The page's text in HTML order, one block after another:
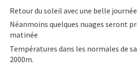
Retour du soleil avec une belle
Néanmoins quelques nuages seront
matinée
Températures dans les normales de
2000m.